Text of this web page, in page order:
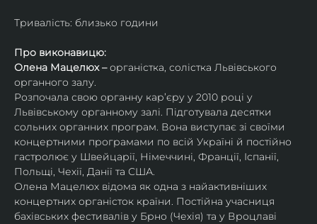
Тривалість: близько години
Про виконавицю:
Олена Мацелюх – органістка, солістка Львівського
органного залу.
Розпочала свою органну кар’єру у 2010 році у
Львівському органному залі. Підготувала десятки
сольних органних програм. Вона виступає зі своїми
концертними програмами по всій Україні й постійно
гастролює у Швейцарії, Німеччині, Франції, Іспанії,
Польщі, Чехії, Данії та США.
Олена Мацелюх відома як одна з найактивніших
концертних органісток країни. Постійна учасниця
бахівських фестивалів у Брно (Чехія) та у Вроцлаві